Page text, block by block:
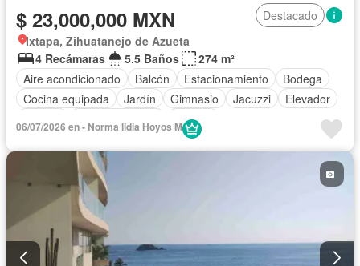
$ 23,000,000 MXN
Destacado
Ixtapa, Zihuatanejo de Azueta
4 Recámaras
5.5 Baños
274 m²
Aire acondicionado
Balcón Estacionamiento
Bodega
Cocina equipada
Jardín Gimnasio Jacuzzi
Elevador
Terraza
Completamente amueblado
06/07/2026 en - Norma lidia Hoyos M